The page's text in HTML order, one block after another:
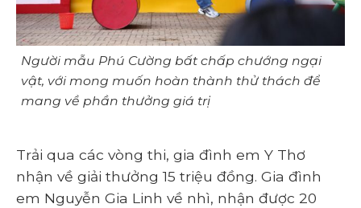
Người mẫu Phú Cường bất chấp chướng ngại
vật, với mong muốn hoàn thành thử thách để
mang về phần thưởng giá trị
Trải qua các vòng thi, gia đình em Y Thơ
nhận về giải thưởng 15 triệu đồng. Gia đình
em Nguyễn Gia Linh về nhì, nhận được 20